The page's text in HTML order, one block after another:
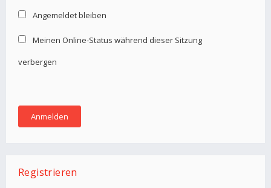
Angemeldet bleiben
Meinen Online-Status während dieser Sitzung
verbergen
Registrieren